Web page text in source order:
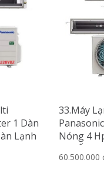
1 Dàn
Lạnh
2.5 Hp
33.Máy
Nóng 4
Nối Ống
60.500.000